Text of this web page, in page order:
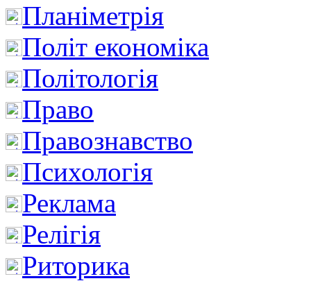
Планіметрія
Політ економіка
Політологія
Право
Правознавство
Психологія
Реклама
Релігія
Риторика